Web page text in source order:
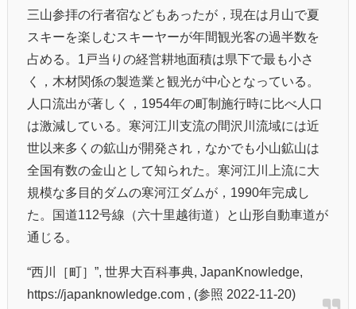
三山参拝の行者宿などもあったが，現在は月山で夏
スキーを楽しむスキーヤーが年間観光客の過半数を
占める。1戸当りの経営耕地面積は県下で最も小さ
く，木材関係の製造業と観光が中心となっている。
人口流出が著しく，1954年の町制施行時に比べ人口
は激減している。寒河江川支流の間沢川流域には近
世以来多くの鉱山が開発され，なかでも小山鉱山は
全国有数の金山として知られた。寒河江川上流に大
規模な多目的ダムの寒河江ダムが，1990年完成し
た。国道112号線（六十里越街道）と山形自動車道が
通じる。
“西川［町］”, 世界大百科事典, JapanKnowledge,
https://japanknowledge.com , (参照 2022-11-20)